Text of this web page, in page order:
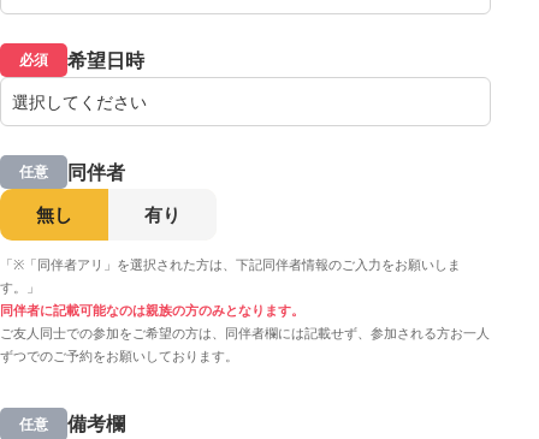
必須 希望日時
任意 同伴者
無し 有り
「※「同伴者アリ」を選択された方は、下記同伴者情報のご入力をお願いしま
す。」
同伴者に記載可能なのは親族の方のみとなります。
ご友人同士での参加をご希望の方は、同伴者欄には記載せず、参加される方お一人
ずつでのご予約をお願いしております。
任意 備考欄